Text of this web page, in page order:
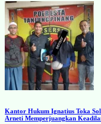
Kantor Hukum Ignatius Toka
Arneti Memperjuangkan